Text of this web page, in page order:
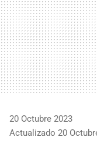
20 Octubre 2023
Actualizado 20